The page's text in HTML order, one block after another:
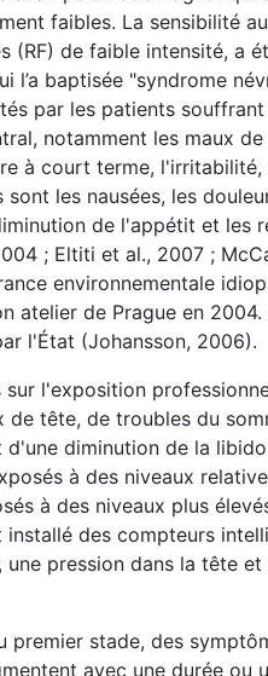
faibles. La sensibilité
(RF) de faible intensité, a
l’a baptisée "syndrome
par les patients
notamment les maux
à court terme,
les nausées, les
de l'appétit et les
; Eltiti et al., 2007 ;
environnementale
atelier de Prague en 2004.
l'État (Johansson, 2006).
l'exposition
tête, de troubles du
diminution de la
à des niveaux
à des niveaux plus
des compteurs
une pression dans la tête
premier stade, des
avec une durée ou